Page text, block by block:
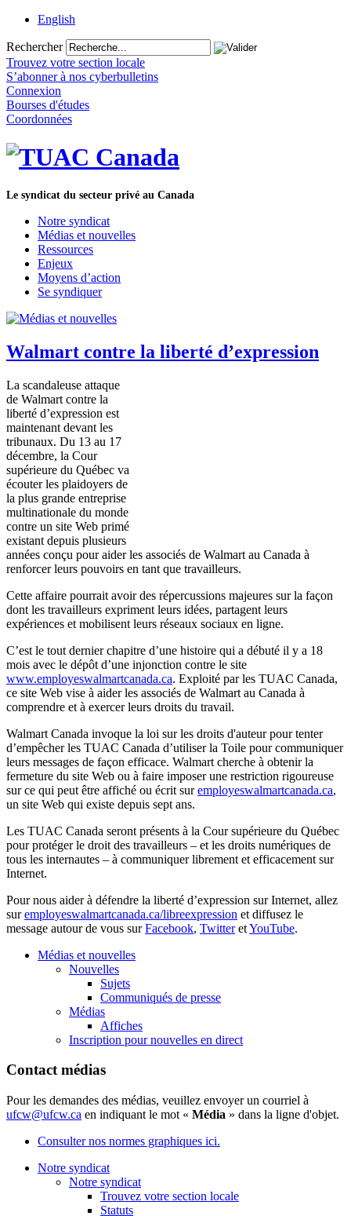
English
Rechercher
Trouvez votre section locale
S’abonner à nos cyberbulletins
Connexion
Bourses d'études
Coordonnées
Le syndicat du secteur privé au Canada
Notre syndicat
Médias et nouvelles
Ressources
Enjeux
Moyens d’action
Se syndiquer
Walmart contre la liberté d’expression
La scandaleuse attaque
de Walmart contre la
liberté d’expression est
maintenant devant les
tribunaux. Du 13 au 17
décembre, la Cour
supérieure du Québec va
écouter les plaidoyers de
la plus grande entreprise
multinationale du monde
contre un site Web primé
existant depuis plusieurs
années conçu pour aider les associés de Walmart au Canada à
renforcer leurs pouvoirs en tant que travailleurs.
Cette affaire pourrait avoir des répercussions majeures sur la façon
dont les travailleurs expriment leurs idées, partagent leurs
expériences et mobilisent leurs réseaux sociaux en ligne.
C’est le tout dernier chapitre d’une histoire qui a débuté il y a 18
mois avec le dépôt d’une injonction contre le site
www.employeswalmartcanada.ca. Exploité par les TUAC Canada,
ce site Web vise à aider les associés de Walmart au Canada à
comprendre et à exercer leurs droits du travail.
Walmart Canada invoque la loi sur les droits d'auteur pour tenter
d’empêcher les TUAC Canada d’utiliser la Toile pour communiquer
leurs messages de façon efficace. Walmart cherche à obtenir la
fermeture du site Web ou à faire imposer une restriction rigoureuse
sur ce qui peut être affiché ou écrit suremployeswalmartcanada.ca,
un site Web qui existe depuis sept ans.
Les TUAC Canada seront présents à la Cour supérieure du Québec
pour protéger le droit des travailleurs – et les droits numériques de
tous les internautes – à communiquer librement et efficacement sur
Internet.
Pour nous aider à défendre la liberté d’expression sur Internet, allez
suremployeswalmartcanada.ca/libreexpression et diffusez le
message autour de vous surFacebook, TwitteretYouTube.
Médias et nouvelles
Nouvelles
Sujets
Communiqués de presse
Médias
Affiches
Inscription pour nouvelles en direct
Contact médias
Pour les demandes des médias, veuillez envoyer un courriel à
ufcw@ufcw.ca en indiquant le mot « Média » dans la ligne d'objet.
Consulter nos normes graphiques ici.
Notre syndicat
Notre syndicat
Trouvez votre section locale
Statuts